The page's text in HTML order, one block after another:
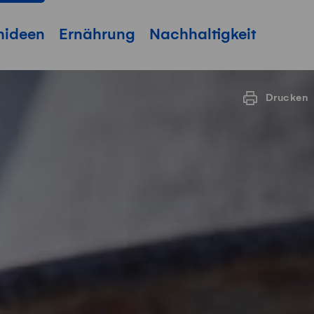
Ernährung Nachhaltigkeit
Drucken